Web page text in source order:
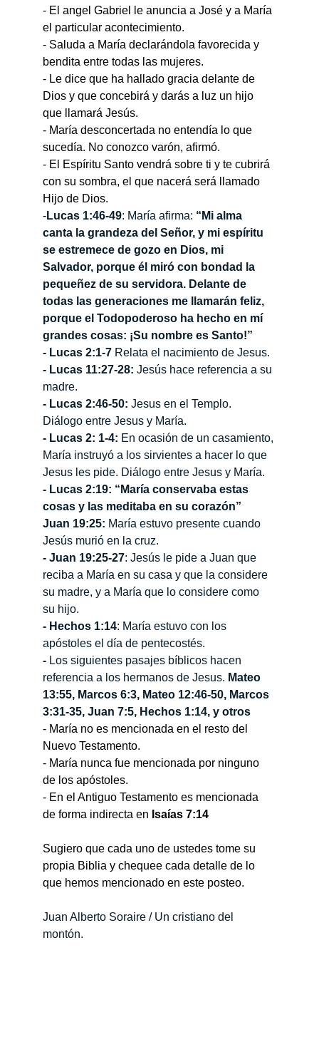
- El angel Gabriel le anuncia a José y a María
el particular acontecimiento.
- Saluda a María declarándola favorecida y
bendita entre todas las mujeres.
- Le dice que ha hallado gracia delante de
Dios y que concebirá y darás a luz un hijo
que llamará Jesús.
- María desconcertada no entendía lo que
sucedía. No conozco varón, afirmó.
- El Espíritu Santo vendrá sobre ti y te cubrirá
con su sombra, el que nacerá será llamado
Hijo de Dios.
-Lucas 1:46-49: María afirma: “Mi alma
canta la grandeza del Señor, y mi espíritu
se estremece de gozo en Dios, mi
Salvador, porque él miró con bondad la
pequeñez de su servidora. Delante de
todas las generaciones me llamarán feliz,
porque el Todopoderoso ha hecho en mí
grandes cosas: ¡Su nombre es Santo!”
- Lucas 2:1-7 Relata el nacimiento de Jesus.
- Lucas 11:27-28: Jesús hace referencia a su
madre.
- Lucas 2:46-50: Jesus en el Templo.
Diálogo entre Jesus y María.
- Lucas 2: 1-4: En ocasión de un casamiento,
María instruyó a los sirvientes a hacer lo que
Jesus les pide. Diálogo entre Jesus y María.
- Lucas 2:19: “María conservaba estas
cosas y las meditaba en su corazón”
Juan 19:25: María estuvo presente cuando
Jesús murió en la cruz.
- Juan 19:25-27: Jesús le pide a Juan que
reciba a María en su casa y que la considere
su madre, y a María que lo considere como
su hijo.
- Hechos 1:14: María estuvo con los
apóstoles el día de pentecostés.
- Los siguientes pasajes bíblicos hacen
referencia a los hermanos de Jesus. Mateo
13:55, Marcos 6:3, Mateo 12:46-50, Marcos
3:31-35, Juan 7:5, Hechos 1:14, y otros
- María no es mencionada en el resto del
Nuevo Testamento.
- María nunca fue mencionada por ninguno
de los apóstoles.
- En el Antiguo Testamento es mencionada
de forma indirecta en Isaías 7:14
Sugiero que cada uno de ustedes tome su
propia Biblia y chequee cada detalle de lo
que hemos mencionado en este posteo.
Juan Alberto Soraire / Un cristiano del
montón.